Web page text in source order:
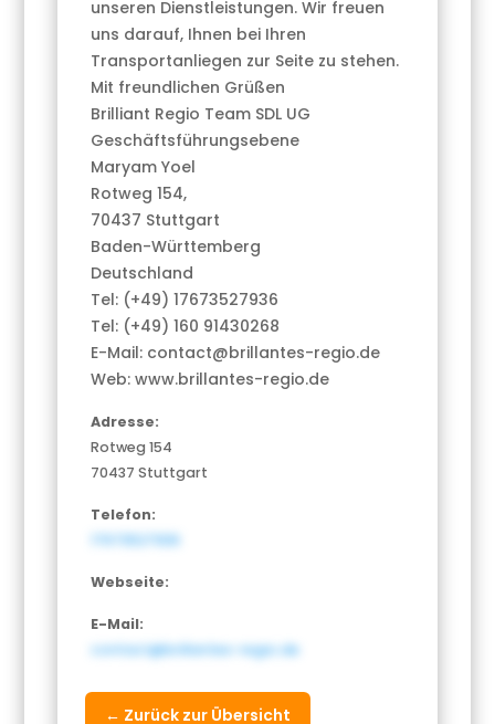
unseren Dienstleistungen. Wir freuen
uns darauf, Ihnen bei Ihren
Transportanliegen zur Seite zu stehen.
Mit freundlichen Grüßen
Brilliant Regio Team SDL UG
Geschäftsführungsebene
Maryam Yoel
Rotweg 154,
70437 Stuttgart
Baden-Württemberg
Deutschland
Tel: (+49) 17673527936
Tel: (+49) 160 91430268
E-Mail: contact@brillantes-regio.de
Web: www.brillantes-regio.de
Adresse:
Rotweg 154
70437 Stuttgart
Telefon:
17673527936
Webseite:
E-Mail:
contact@brillantes-regio.de
← Zurück zur Übersicht